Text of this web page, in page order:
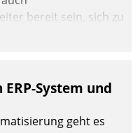
bereit sein, sich zu
werden sie an ihr
System und
geht es